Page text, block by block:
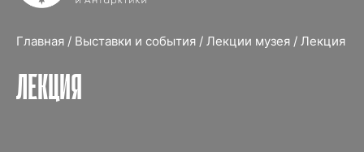
Главная / Выставки и события / Лекции музея / Лекция
ЛЕКЦИЯ